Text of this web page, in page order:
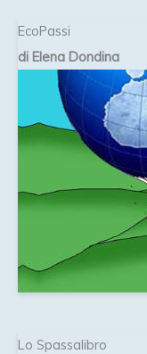
EcoPassi
di Elena Dondina
Lo Spassalibro